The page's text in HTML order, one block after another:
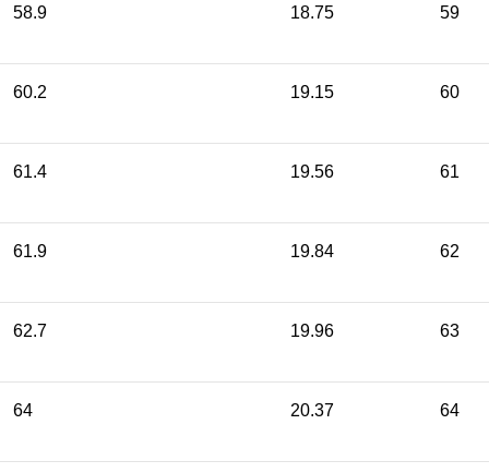
58.9 18.75 59
60.2 19.15 60
61.4 19.56 61
61.9 19.84 62
62.7 19.96 63
64 20.37 64